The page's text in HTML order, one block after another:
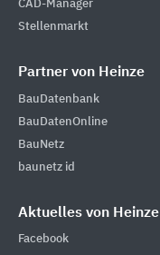
CAD-Manager
Stellenmarkt
Partner von Heinze
BauDatenbank
BauDatenOnline
BauNetz
baunetz id
Aktuelles von Heinze
Facebook